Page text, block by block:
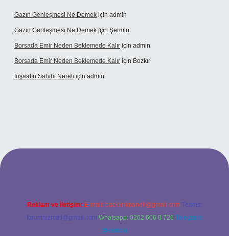
Gazın Genleşmesi Ne Demek için admin
Gazın Genleşmesi Ne Demek için Şermin
Borsada Emir Neden Beklemede Kalır için admin
Borsada Emir Neden Beklemede Kalır için Bozkır
Inşaatın Sahibi Nereli için admin
Reklam ve İletişim: E-mail: backlinkpaneli@gmail.com Teams:
forumhizmeti@gmail.com Whatsapp: 0262 606 0 726 Telegram:
@karabul